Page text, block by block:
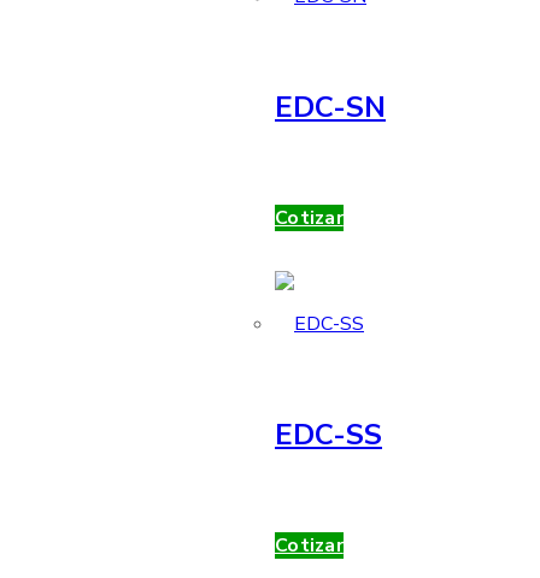
EDC-SN
Cotizar
EDC-SS
Cotizar